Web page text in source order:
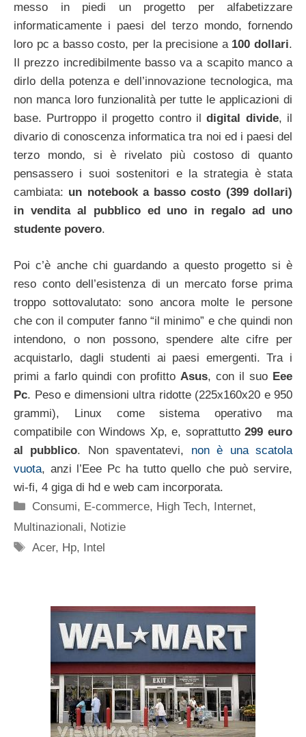
messo in piedi un progetto per alfabetizzare
informaticamente i paesi del terzo mondo, fornendo
loro pc a basso costo, per la precisione a 100 dollari.
Il prezzo incredibilmente basso va a scapito manco a
dirlo della potenza e dell’innovazione tecnologica, ma
non manca loro funzionalità per tutte le applicazioni di
base. Purtroppo il progetto contro ildigital divide, il
divario di conoscenza informatica tra noi ed i paesi del
terzo mondo, si è rivelato più costoso di quanto
pensassero i suoi sostenitori e la strategia è stata
cambiata: un notebook a basso costo (399 dollari)
in vendita al pubblico ed uno in regalo ad uno
studente povero.
Poi c’è anche chi guardando a questo progetto si è
reso conto dell’esistenza di un mercato forse prima
troppo sottovalutato: sono ancora molte le persone
che con il computer fanno “il minimo” e che quindi non
intendono, o non possono, spendere alte cifre per
acquistarlo, dagli studenti ai paesi emergenti. Tra i
primi a farlo quindi con profitto Asus, con il suo Eee
Pc. Peso e dimensioni ultra ridotte (225x160x20 e 950
grammi), Linux come sistema operativo ma
compatibile con Windows Xp, e, soprattutto299 euro
al pubblico. Non spaventatevi, non è una scatola
vuota, anzi l’Eee Pc ha tutto quello che può servire,
wi-fi, 4 giga di hd e web cam incorporata.
Categorie
Consumi, E-commerce, High Tech, Internet,
Multinazionali, Notizie
Tag
Acer, Hp, Intel